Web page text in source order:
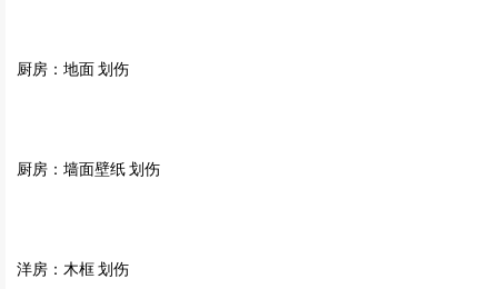
厨房：地面 划伤
厨房：墙面壁纸 划伤
洋房：木框 划伤